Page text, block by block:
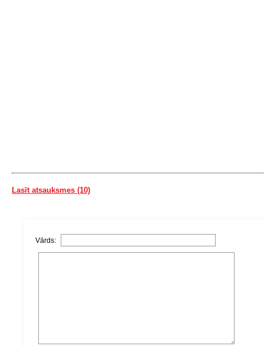
Lasīt atsauksmes (10)
Vārds: